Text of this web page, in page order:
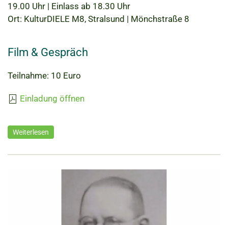
19.00 Uhr | Einlass ab 18.30 Uhr
Ort: KulturDIELE M8, Stralsund | Mönchstraße 8
Film & Gespräch
Teilnahme: 10 Euro
Einladung öffnen
Weiterlesen